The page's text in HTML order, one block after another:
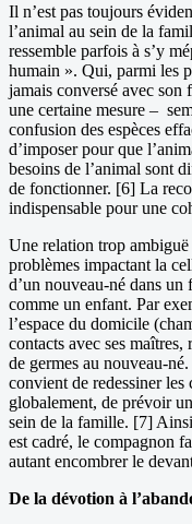
Il n’est pas toujours
l’animal au sein de la
ressemble parfois à s’y
humain ». Qui, parmi les
jamais conversé avec son
une certaine mesure –
confusion des espèces
d’imposer pour que
besoins de l’animal sont
de fonctionner. [6] La
indispensable pour une
Une relation trop
problèmes impactant la
d’un nouveau-né dans
comme un enfant. Par
l’espace du domicile
contacts avec ses maîtres,
de germes au nouveau-
convient de redessiner
globalement, de prévoir
sein de la famille. [7]
est cadré, le compagnon
autant encombrer le
De la dévotion à